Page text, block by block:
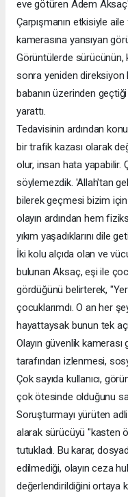
eve götüren Adem
Çarpışmanın etkisiyle
kamerasına yansıyan
Görüntülerde
sonra yeniden direksiyon
babanın üzerinden
yarattı.
Tedavisinin ardından
bir trafik kazası olarak
olur, insan hata yapabilir.
söylemezdik. 'Allah'tan
bilerek geçmesi bizim
olayın ardından hem
yıkım yaşadıklarını dile
İki kolu alçıda olan ve
bulunan Aksaç, eşi ile
gördüğünü belirterek,
çocuklarımdı. O an her
hayattaysak bunun tek
Olayın güvenlik
tarafından izlenmesi,
Çok sayıda kullanıcı,
çok ötesinde olduğunu
Soruşturmayı yürüten
alarak sürücüyü "kasten
tutukladı. Bu karar,
edilmediği, olayın ceza
değerlendirildiğini ortaya